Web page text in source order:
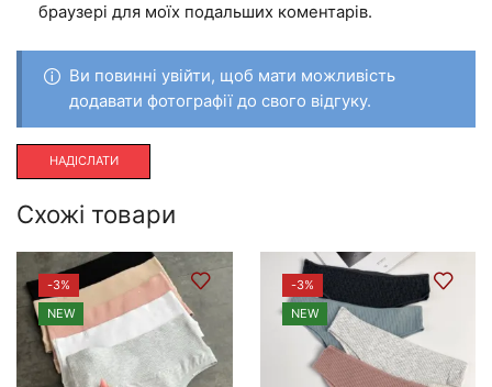
браузері для моїх подальших коментарів.
Ви повинні увійти, щоб мати можливість
додавати фотографії до свого відгуку.
Схожі товари
-3%
NEW
-3%
NEW